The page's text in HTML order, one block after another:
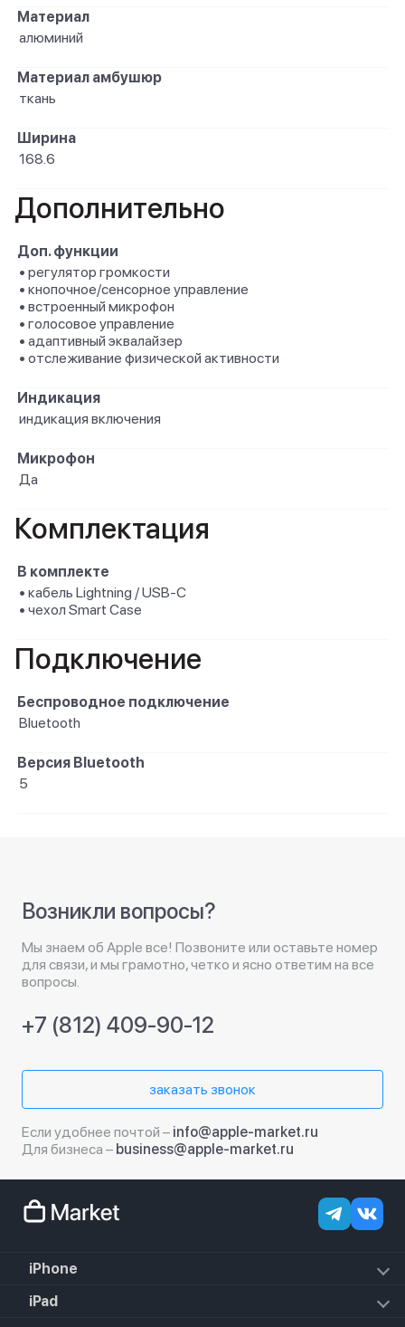
Материал
алюминий
Материал амбушюр
ткань
Ширина
168.6
Дополнительно
Доп. функции
• регулятор громкости
• кнопочное/сенсорное управление
• встроенный микрофон
• голосовое управление
• aдаптивный эквалайзер
• отслеживание физической активности
Индикация
индикация включения
Микрофон
Да
Комплектация
В комплекте
• кабель Lightning / USB-C
• чехол Smart Case
Подключение
Беспроводное подключение
Bluetooth
Версия Bluetooth
5
Возникли вопросы?
Мы знаем об Apple все! Позвоните или оставьте номер
для связи, и мы грамотно, четко и ясно ответим на все
вопросы.
+7 (812) 409-90-12
заказать звонок
Если удобнее почтой – info@apple-market.ru
Для бизнеса – business@apple-market.ru
iPhone
iPhone 17e
iPad